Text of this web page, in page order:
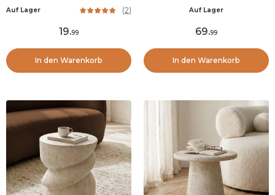
Auf Lager (2)
19.99
In den Warenkorb
Auf Lager
69.99
In den Warenkorb